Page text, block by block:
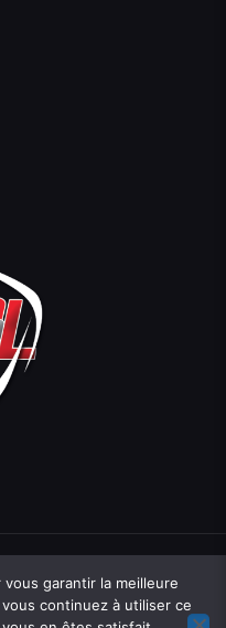
garantir la meilleure
continuez à utiliser ce